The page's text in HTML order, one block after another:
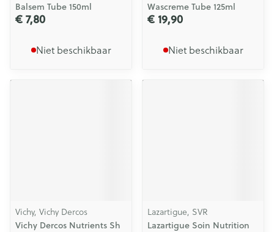
Balsem Tube 150ml
€ 7,80
Niet beschikbaar
Wascreme Tube 125ml
€ 19,90
Niet beschikbaar
Vichy, Vichy Dercos
Vichy Dercos Nutrients Sh
Lazartigue, SVR
Lazartigue Soin Nutrition